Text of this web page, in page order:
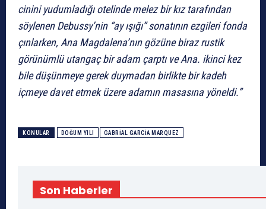
cinini yudumladığı otelinde melez bir kız tarafından
söylenen Debussy’nin “ay ışığı” sonatının ezgileri fonda
çınlarken, Ana Magdalena’nın gözüne biraz rustik
görünümlü utangaç bir adam çarptı ve Ana. ikinci kez
bile düşünmeye gerek duymadan birlikte bir kadeh
içmeye davet etmek üzere adamın masasına yöneldi.”
KONULAR DOĞUM YILI GABRIAL GARCIA MARQUEZ
Son Haberler